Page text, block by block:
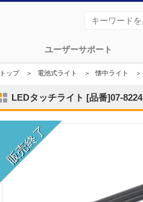
ユーザーサポート
トップ＞ 電池式ライト ＞ 懐中ライト ＞
LEDタッチライト [品番]07-8224